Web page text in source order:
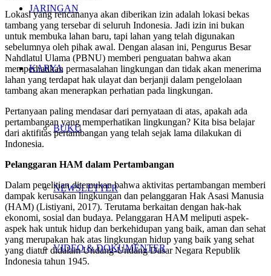
JARINGAN
KARYA
BUKU
NEWSLETTER
VIDEO & DOKUMENTER
Lokasi yang rencananya akan diberikan izin adalah lokasi bekas
tambang yang tersebar di seluruh Indonesia. Jadi izin ini bukan
untuk membuka lahan baru, tapi lahan yang telah digunakan
sebelumnya oleh pihak awal. Dengan alasan ini, Pengurus Besar
Nahdlatul Ulama (PBNU) memberi penguatan bahwa akan
memperhatikan permasalahan lingkungan dan tidak akan menerima
lahan yang terdapat hak ulayat dan berjanji dalam pengelolaan
tambang akan menerapkan perhatian pada lingkungan.
Pertanyaan paling mendasar dari pernyataan di atas, apakah ada
pertambangan yang memperhatikan lingkungan? Kita bisa belajar
dari aktifitas pertambangan yang telah sejak lama dilakukan di
Indonesia.
Pelanggaran HAM dalam Pertambangan
Dalam penelitian ditemukan bahwa aktivitas pertambangan memberi
dampak kerusakan lingkungan dan pelanggaran Hak Asasi Manusia
(HAM) (Listiyani, 2017). Terutama berkaitan dengan hak-hak
ekonomi, sosial dan budaya. Pelanggaran HAM meliputi aspek-
aspek hak untuk hidup dan berkehidupan yang baik, aman dan sehat
yang merupakan hak atas lingkungan hidup yang baik yang sehat
yang diatur didalam Undang-Undang Dasar Negara Republik
Indonesia tahun 1945.